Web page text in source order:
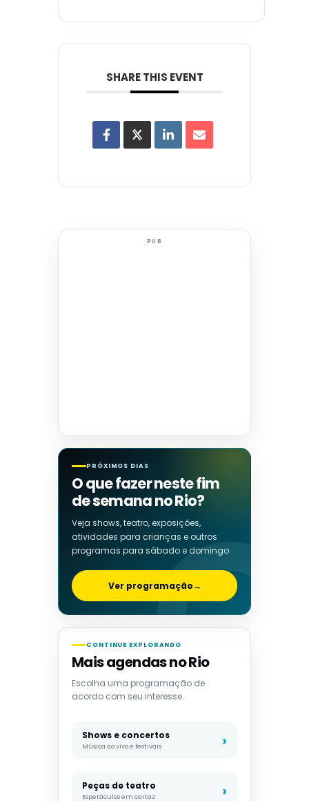
SHARE THIS EVENT
PUB
PRÓXIMOS DIAS
O que fazer neste fim
de semana no Rio?
Veja shows, teatro, exposições,
atividades para crianças e outros
programas para sábado e domingo.
Ver programação→
CONTINUE EXPLORANDO
Mais agendas no Rio
Escolha uma programação de
acordo com seu interesse.
Shows e concertos
Música ao vivo e festivais
Peças de teatro
Espetáculos em cartaz